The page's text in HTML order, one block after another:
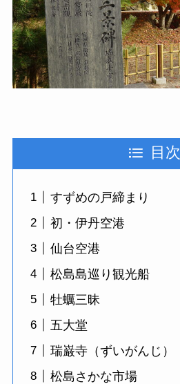
目次
すずめの戸締まり
初・伊丹空港
仙台空港
松島島巡り観光船
牡蠣三昧
五大堂
瑞巌寺（ずいがんじ）
松島さかな市場